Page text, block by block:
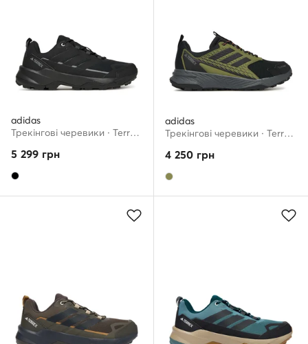
adidas
Трекінгові черевики · Terrex Skychaser Ax5 JQ2215 · Чорний
5 299 грн
adidas
Трекінгові черевики · Terrex Tracefinder 2 CLIMAPROOF Trail JR7768 · Хакі
4 250 грн